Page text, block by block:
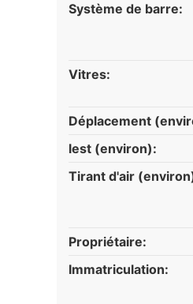
Système de barre:
Vitres:
Déplacement
lest (environ):
Tirant d'air
Propriétaire:
Immatriculation: